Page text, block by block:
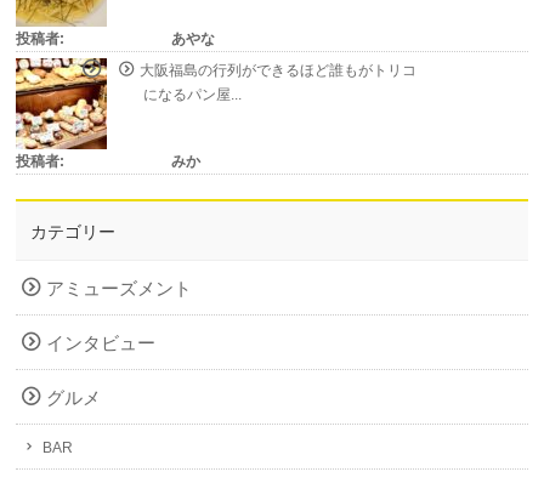
投稿者:
あやな
大阪福島の行列ができるほど誰もがトリコ
になるパン屋...
投稿者: みか
カテゴリー
アミューズメント
インタビュー
グルメ
BAR